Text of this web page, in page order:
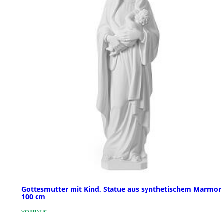
Gottesmutter mit Kind, Statue aus synthetischem
100 cm